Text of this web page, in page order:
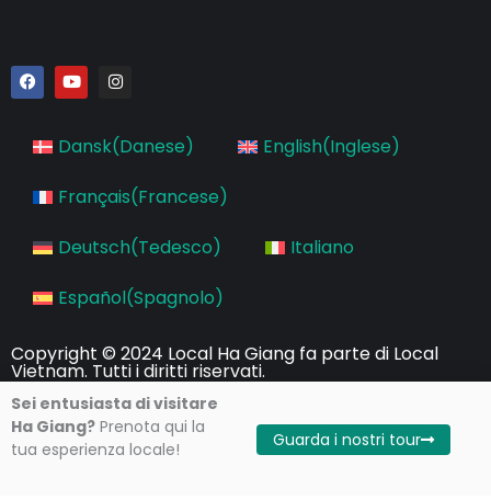
F
a
c
b
o
k
Y
o
u
u
b
I
n
a
g
a
m
Dansk(Danese) English(Inglese)
Français(Francese)
Deutsch(Tedesco)
Italiano
Español(Spagnolo)
Copyright © 2024 Local Ha Giang fa parte di Local
Vietnam. Tutti i diritti riservati.
Privacy Policy Terms of Use
Sei entusiasta di visitare
Ha Giang? Prenota qui la
tua esperienza locale!
Guarda i nostri tour